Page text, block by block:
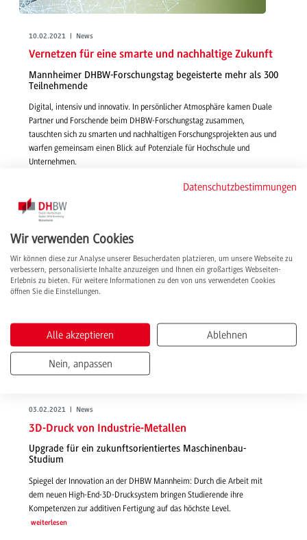
10.02.2021 | News
Vernetzen für eine smarte und nachhaltige Zukunft
Mannheimer DHBW-Forschungstag begeisterte mehr als 300
Teilnehmende
Digital, intensiv und innovativ. In persönlicher Atmosphäre kamen Duale
Partner und Forschende beim DHBW-Forschungstag zusammen,
tauschten sich zu smarten und nachhaltigen Forschungsprojekten aus und
warfen gemeinsam einen Blick auf Potenziale für Hochschule und
Unternehmen.
03.02.2021 | News
3D-Druck von Industrie-Metallen
Upgrade für ein zukunftsorientiertes Maschinenbau-
Studium
Spiegel der Innovation an der DHBW Mannheim: Durch die Arbeit mit
dem neuen High-End-3D-Drucksystem bringen Studierende ihre
Kompetenzen zur additiven Fertigung auf das höchste Level.
weiterlesen
Datenschutzbestimmungen
Wir verwenden Cookies
Wir können diese zur Analyse unserer Besucherdaten platzieren, um unsere Webseite zu
verbessern, personalisierte Inhalte anzuzeigen und Ihnen ein großartiges Webseiten-
Erlebnis zu bieten. Für weitere Informationen zu den von uns verwendeten Cookies
öffnen Sie die Einstellungen.
Alle akzeptieren Ablehnen
Nein, anpassen